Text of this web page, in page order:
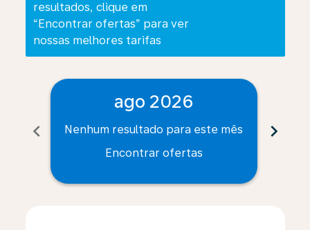
resultados, clique em
“Encontrar ofertas” para ver
nossas melhores tarifas
chevron_left
ago 2026
Nenhum resultado para este mês
Encontrar ofertas
chevron_right